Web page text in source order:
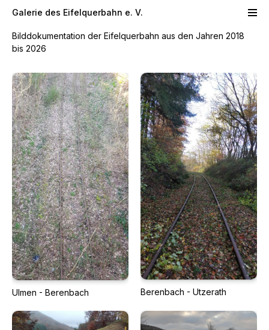
Galerie des Eifelquerbahn e. V.
Bilddokumentation der Eifelquerbahn aus den Jahren 2018
bis 2026
Ulmen - Berenbach Berenbach - Utzerath